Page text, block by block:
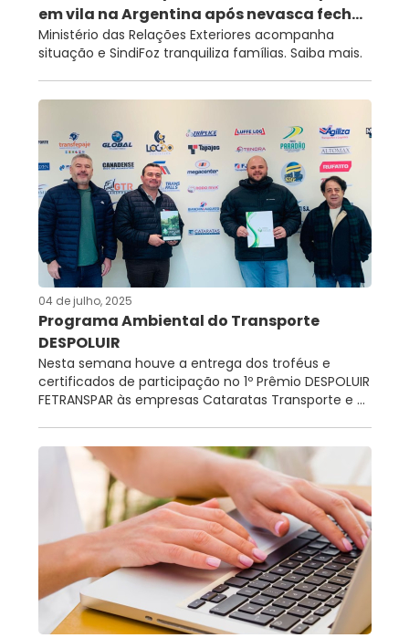
em vila na Argentina após nevasca fech...
Ministério das Relações Exteriores acompanha
situação e SindiFoz tranquiliza famílias. Saiba mais.
04 de julho, 2025
Programa Ambiental do Transporte
DESPOLUIR
Nesta semana houve a entrega dos troféus e
certificados de participação no 1º Prêmio DESPOLUIR
FETRANSPAR às empresas Cataratas Transporte e ...